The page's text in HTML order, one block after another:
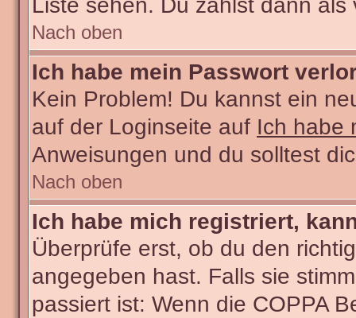
Nach oben
Ich habe mein Passwort
Kein Problem! Du kannst ein
auf der Loginseite auf Ich habe
Anweisungen und du solltest
Nach oben
Ich habe mich registriert,
Überprüfe erst, ob du den
angegeben hast. Falls sie
passiert ist: Wenn die COPPA